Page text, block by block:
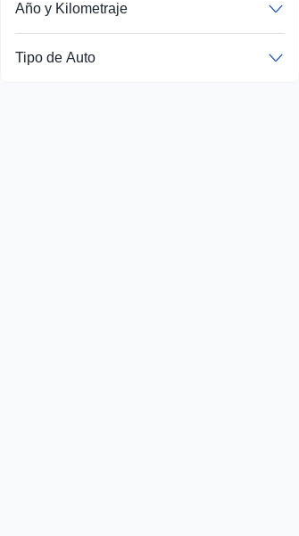
Año y Kilometraje
Tipo de Auto